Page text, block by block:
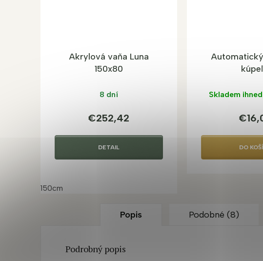
Akrylová vaňa Luna
150x80
8 dní
€252,42
DETAIL
150cm
Skladem
DO
Popis Podobné (8)
Podrobný popis